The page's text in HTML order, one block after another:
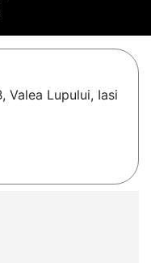
Valea Lupului, Iasi